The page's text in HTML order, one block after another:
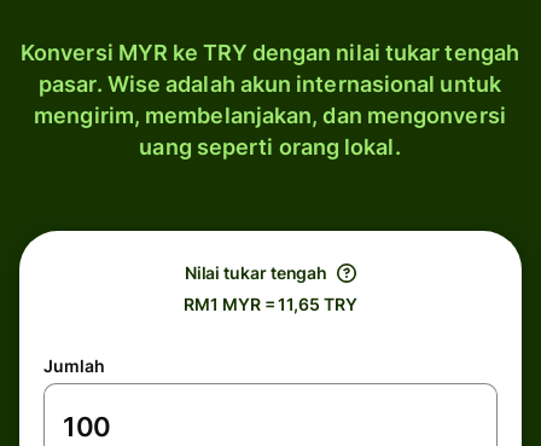
Konversi MYR ke TRY dengan nilai tukar tengah
pasar. Wise adalah akun internasional untuk
mengirim, membelanjakan, dan mengonversi
uang seperti orang lokal.
Nilai tukar tengah
RM1 MYR = 11,65 TRY
Jumlah